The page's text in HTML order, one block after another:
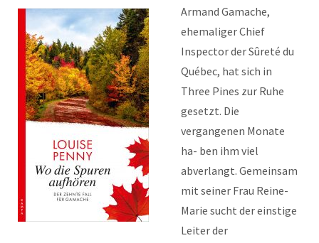
Armand Gamache,
ehemaliger Chief
Inspector der Sûreté du
Québec, hat sich in
Three Pines zur Ruhe
gesetzt. Die
vergangenen Monate
ha- ben ihm viel
abverlangt. Gemeinsam
mit seiner Frau Reine-
Marie sucht der einstige
Leiter der